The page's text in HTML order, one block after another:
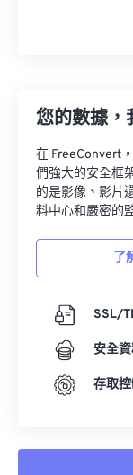
您的數據，
在 FreeConvert
們強大的安全框
的是影像、影片
料中心和嚴密的
了
SSL/
安全
存取